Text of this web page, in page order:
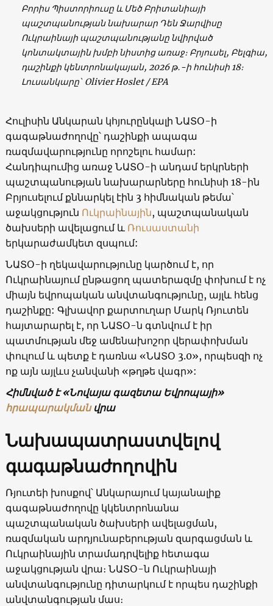
Բորիս Պիստորիուսը և Մեծ Բրիտանիայի
պաշտպանության նախարար Դեն Ջարվիսը
Ուկրաինայի պաշտպանությանը նվիրված
կոնտակտային խմբի նիստից առաջ։ Բրյուսել, Բելգիա,
դաշինքի կենտրոնակայան, 2026 թ․-ի հունիսի 18։
Լուսանկարը՝ Olivier Hoslet / EPA
Հուլիսին Անկարան կհյուրընկալի ՆԱՏՕ-ի
գագաթնաժողովը՝ դաշինքի ապագա
ռազմավարությունը որոշելու համար:
Հանդիպումից առաջ ՆԱՏՕ-ի անդամ երկրների
պաշտպանության նախարարները հունիսի 18-ին
Բրյուսելում քննարկել էին 3 հիմնական թեմա՝
աջակցություն Ուկրաինային, պաշտպանական
ծախսերի ավելացում և Ռուսաստանի
երկարաժամկետ զսպում:
ՆԱՏՕ-ի ղեկավարությունը կարծում է, որ
Ուկրաինայում ընթացող պատերազմը փոխում է ոչ
միայն եվրոպական անվտանգությունը, այլև հենց
դաշինքը: Գլխավոր քարտուղար Մարկ Ռյուտեն
հայտարարել է, որ ՆԱՏՕ-ն գտնվում է իր
պատմության մեջ ամենախոշոր վերափոխման
փուլում և պետք է դառնա «ՆԱՏՕ 3.0», որպեսզի ոչ
ոք այն այլևս չանվանի «թղթե վագր»:
Հիմնված է «Նովայա գազետա Եվրոպայի»
հրապարակման վրա
Նախապատրաստվելով
գագաթնաժողովին
Ռյուտեի խոսքով՝ Անկարայում կայանալիք
գագաթնաժողովը կկենտրոնանա
պաշտպանական ծախսերի ավելացման,
ռազմական արդյունաբերության զարգացման և
Ուկրաինային տրամադրվելիք հետագա
աջակցության վրա։ ՆԱՏՕ-ն Ուկրաինայի
անվտանգությունը դիտարկում է որպես դաշինքի
անվտանգության մաս։